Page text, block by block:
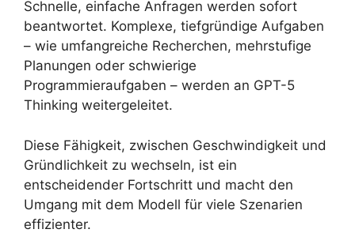
Schnelle, einfache Anfragen werden sofort
beantwortet. Komplexe, tiefgründige Aufgaben
– wie umfangreiche Recherchen, mehrstufige
Planungen oder schwierige
Programmieraufgaben – werden an GPT-5
Thinking weitergeleitet.
Diese Fähigkeit, zwischen Geschwindigkeit und
Gründlichkeit zu wechseln, ist ein
entscheidender Fortschritt und macht den
Umgang mit dem Modell für viele Szenarien
effizienter.